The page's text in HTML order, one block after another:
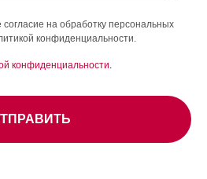
на обработку персональных
конфиденциальности.
конфиденциальности